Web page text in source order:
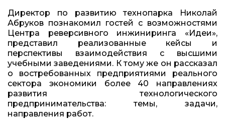
Директор по развитию технопарка Николай
Абруков познакомил гостей с возможностями
Центра реверсивного инжиниринга «Идеи»,
представил реализованные кейсы и
перспективы взаимодействия с высшими
учебными заведениями. К тому же он рассказал
о востребованных предприятиями реального
сектора экономики более 40 направлениях
развития технологического
предпринимательства: темы, задачи,
направления работ.